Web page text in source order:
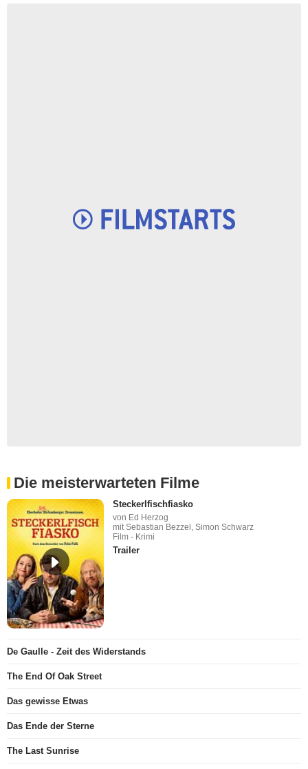
Die meisterwarteten Filme
Steckerlfischfiasko
von Ed Herzog
mit Sebastian Bezzel, Simon Schwarz
Film - Krimi
Trailer
De Gaulle - Zeit des Widerstands
The End Of Oak Street
Das gewisse Etwas
Das Ende der Sterne
The Last Sunrise